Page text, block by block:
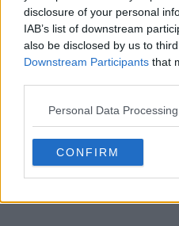
disclosure of your personal
IAB’s list of downstream
also be disclosed by us to
Downstream Participants that
Personal Data
CONFIRM